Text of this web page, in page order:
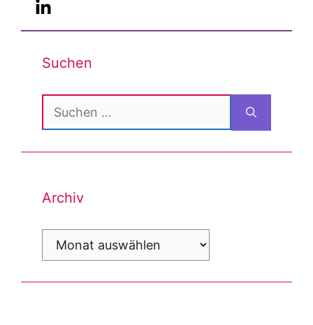
Suchen
Suchen
Archiv
Archiv